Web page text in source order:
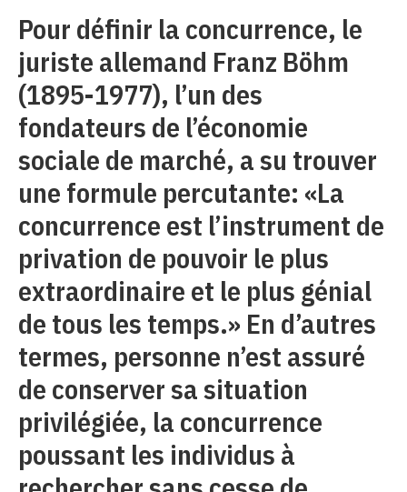
Pour définir la concurrence, le
juriste allemand Franz Böhm
(1895-1977), l’un des
fondateurs de l’économie
sociale de marché, a su trouver
une formule percutante: «La
concurrence est l’instrument de
privation de pouvoir le plus
extraordinaire et le plus génial
de tous les temps.» En d’autres
termes, personne n’est assuré
de conserver sa situation
privilégiée, la concurrence
poussant les individus à